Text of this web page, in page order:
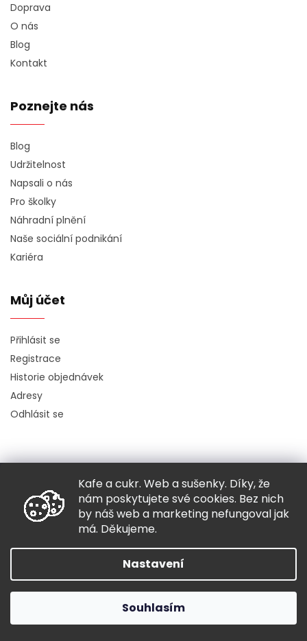
Kafe a cukr. Web a sušenky. Díky, že
nám poskytujete své cookies. Bez nich
by náš web a marketing nefungoval jak
má. Děkujeme.
Nastavení
Souhlasím
Doprava
O nás
Blog
Kontakt
Poznejte nás
Blog
Udržitelnost
Napsali o nás
Pro školky
Náhradní plnění
Naše sociální podnikání
Kariéra
Můj účet
Přihlásit se
Registrace
Historie objednávek
Adresy
Odhlásit se
Copyright 2026Hugo chodí bos. Všechna práva vyhrazena.
Grafický návrh vytvořil a nakódovalShoptak.cz